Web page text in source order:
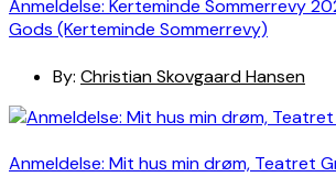
Anmeldelse: Kerteminde Sommerrevy
Gods (Kerteminde Sommerrevy)
By: Christian Skovgaard Hansen
Anmeldelse: Mit hus min drøm, Teatret